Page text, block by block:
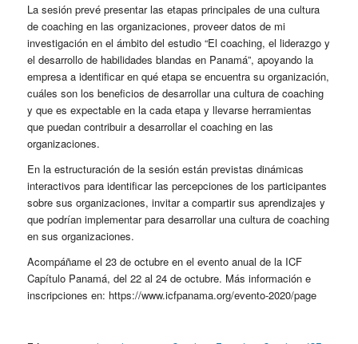
La sesión prevé presentar las etapas principales de una cultura
de coaching en las organizaciones, proveer datos de mi
investigación en el ámbito del estudio “El coaching, el liderazgo y
el desarrollo de habilidades blandas en Panamá”, apoyando la
empresa a identificar en qué etapa se encuentra su organización,
cuáles son los beneficios de desarrollar una cultura de coaching
y que es expectable en la cada etapa y llevarse herramientas
que puedan contribuir a desarrollar el coaching en las
organizaciones.
En la estructuración de la sesión están previstas dinámicas
interactivos para identificar las percepciones de los participantes
sobre sus organizaciones, invitar a compartir sus aprendizajes y
que podrían implementar para desarrollar una cultura de coaching
en sus organizaciones.
Acompáñame el 23 de octubre en el evento anual de la ICF
Capítulo Panamá, del 22 al 24 de octubre. Más información e
inscripciones en: https://www.icfpanama.org/evento-2020/page